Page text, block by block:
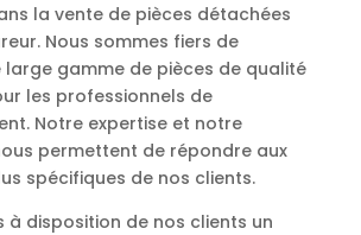
la vente de pièces détachées
Nous sommes fiers de
large gamme de pièces de qualité
les professionnels de
Notre expertise et notre
permettent de répondre aux
spécifiques de nos clients.
à disposition de nos clients un